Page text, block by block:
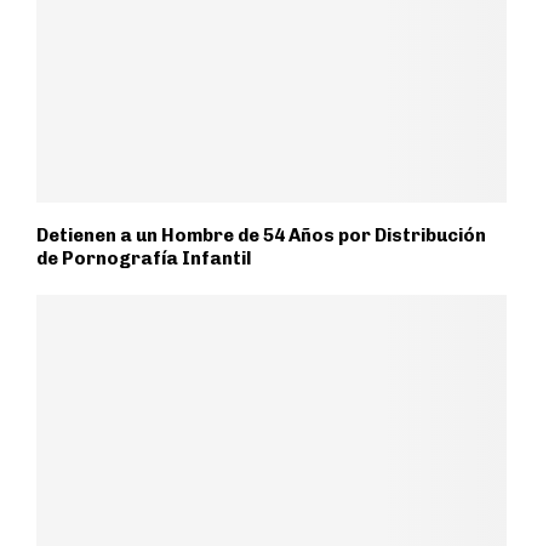
Detienen a un Hombre de 54 Años por Distribución
de Pornografía Infantil